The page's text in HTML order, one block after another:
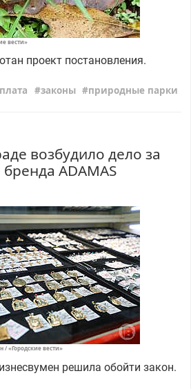
вести»
проект постановления.
плата законы природные парки
возбудило дело за
ADAMAS
«Городские вести»
решила обойти закон.